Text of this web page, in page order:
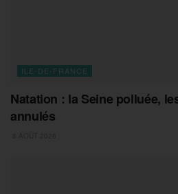
ILE-DE-FRANCE
Natation : la Seine polluée,
annulés